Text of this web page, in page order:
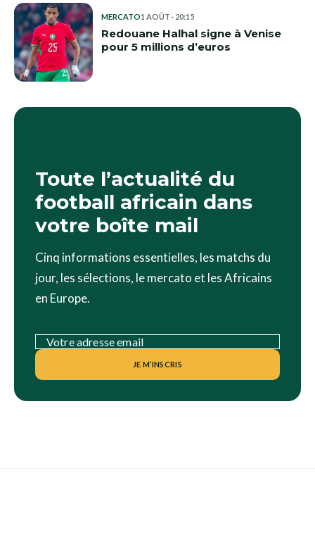
MERCATO1 AOÛT · 20:15
Redouane Halhal signe à Venise
pour 5 millions d’euros
Toute l’actualité du
football africain dans
votre boîte mail
Cinq informations essentielles, les matchs du
jour, les sélections, le mercato et les Africains
en Europe.
JE M’INSCRIS